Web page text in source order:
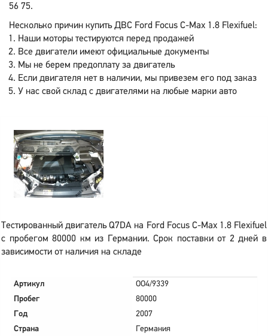
56 75.
Несколько причин купить ДВС Ford Focus C-Max 1.8 Flexifuel:
Наши моторы тестируются перед продажей
Все двигатели имеют официальные документы
Мы не берем предоплату за двигатель
Если двигателя нет в наличии, мы привезем его под заказ
У нас свой склад с двигателями на любые марки авто
Тестированный двигатель Q7DA на Ford Focus C-Max 1.8 Flexifuel
с пробегом 80000 км из Германии. Срок поставки от 2 дней в
зависимости от наличия на складе
Артикул
OO4/9339
Пробег
80000
Год
2007
Страна
Германия